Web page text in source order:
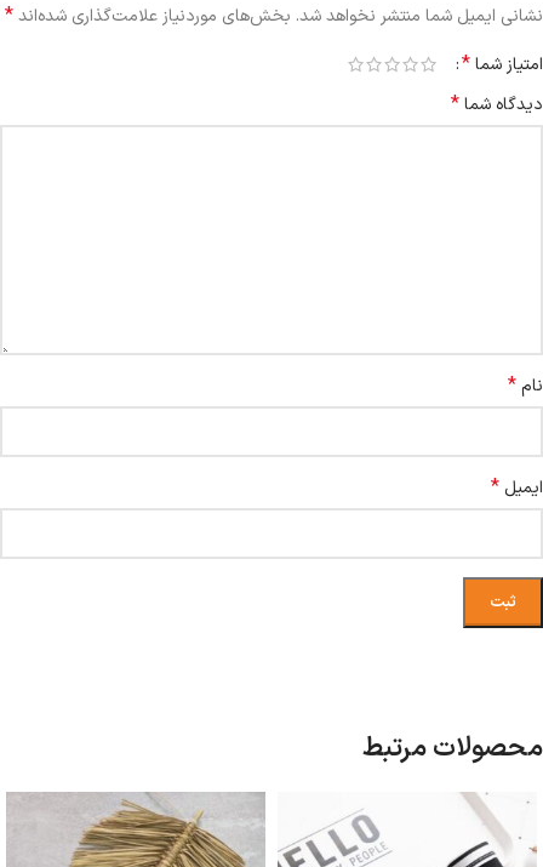
نشانی ایمیل شما منتشر نخواهد شد. بخش‌های موردنیاز علامت‌گذاری شده‌اند*
امتیاز شما*
دیدگاه شما*
نام*
ایمیل *
محصولات مرتبط